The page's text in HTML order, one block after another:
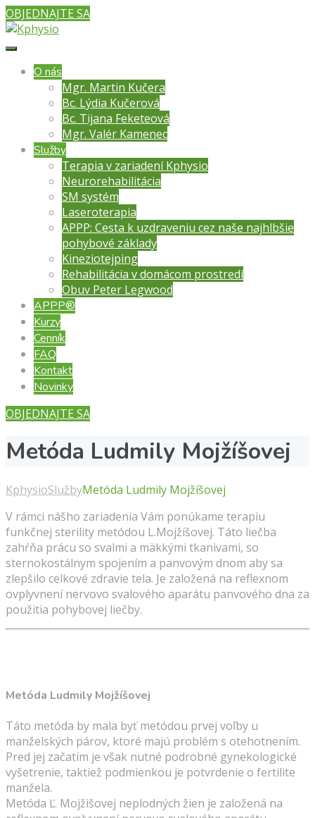
OBJEDNAJTE SA
O nás
Mgr. Martin Kučera
Bc. Lýdia Kučerová
Bc. Tijana Feketeová
Mgr. Valér Kamenec
Služby
Terapia v zariadení Kphysio
Neurorehabilitácia
SM systém
Laseroterapia
APPP: Cesta k uzdraveniu cez naše najhlbšie
pohybové základy
Kineziotejping
Rehabilitácia v domácom prostredí
Obuv Peter Legwood
APPP®
Kurzy
Cenník
FAQ
Kontakt
Novinky
OBJEDNAJTE SA
Metóda Ludmily Mojžíšovej
KphysioSlužbyMetóda Ludmily Mojžíšovej
V rámci nášho zariadenia Vám ponúkame terapiu
funkčnej sterility metódou L.Mojžíšovej. Táto liečba
zahŕňa prácu so svalmi a mäkkými tkanivami, so
sternokostálnym spojením a panvovým dnom aby sa
zlepšilo celkové zdravie tela. Je založená na reflexnom
ovplyvnení nervovo svalového aparátu panvového dna za
použitia pohybovej liečby.
Metóda Ludmily Mojžíšovej
Táto metóda by mala byť metódou prvej voľby u
manželských párov, ktoré majú problém s otehotnením.
Pred jej začatím je však nutné podrobné gynekologické
vyšetrenie, taktiež podmienkou je potvrdenie o fertilite
manžela.
Metóda Ľ. Mojžišovej neplodných žien je založená na